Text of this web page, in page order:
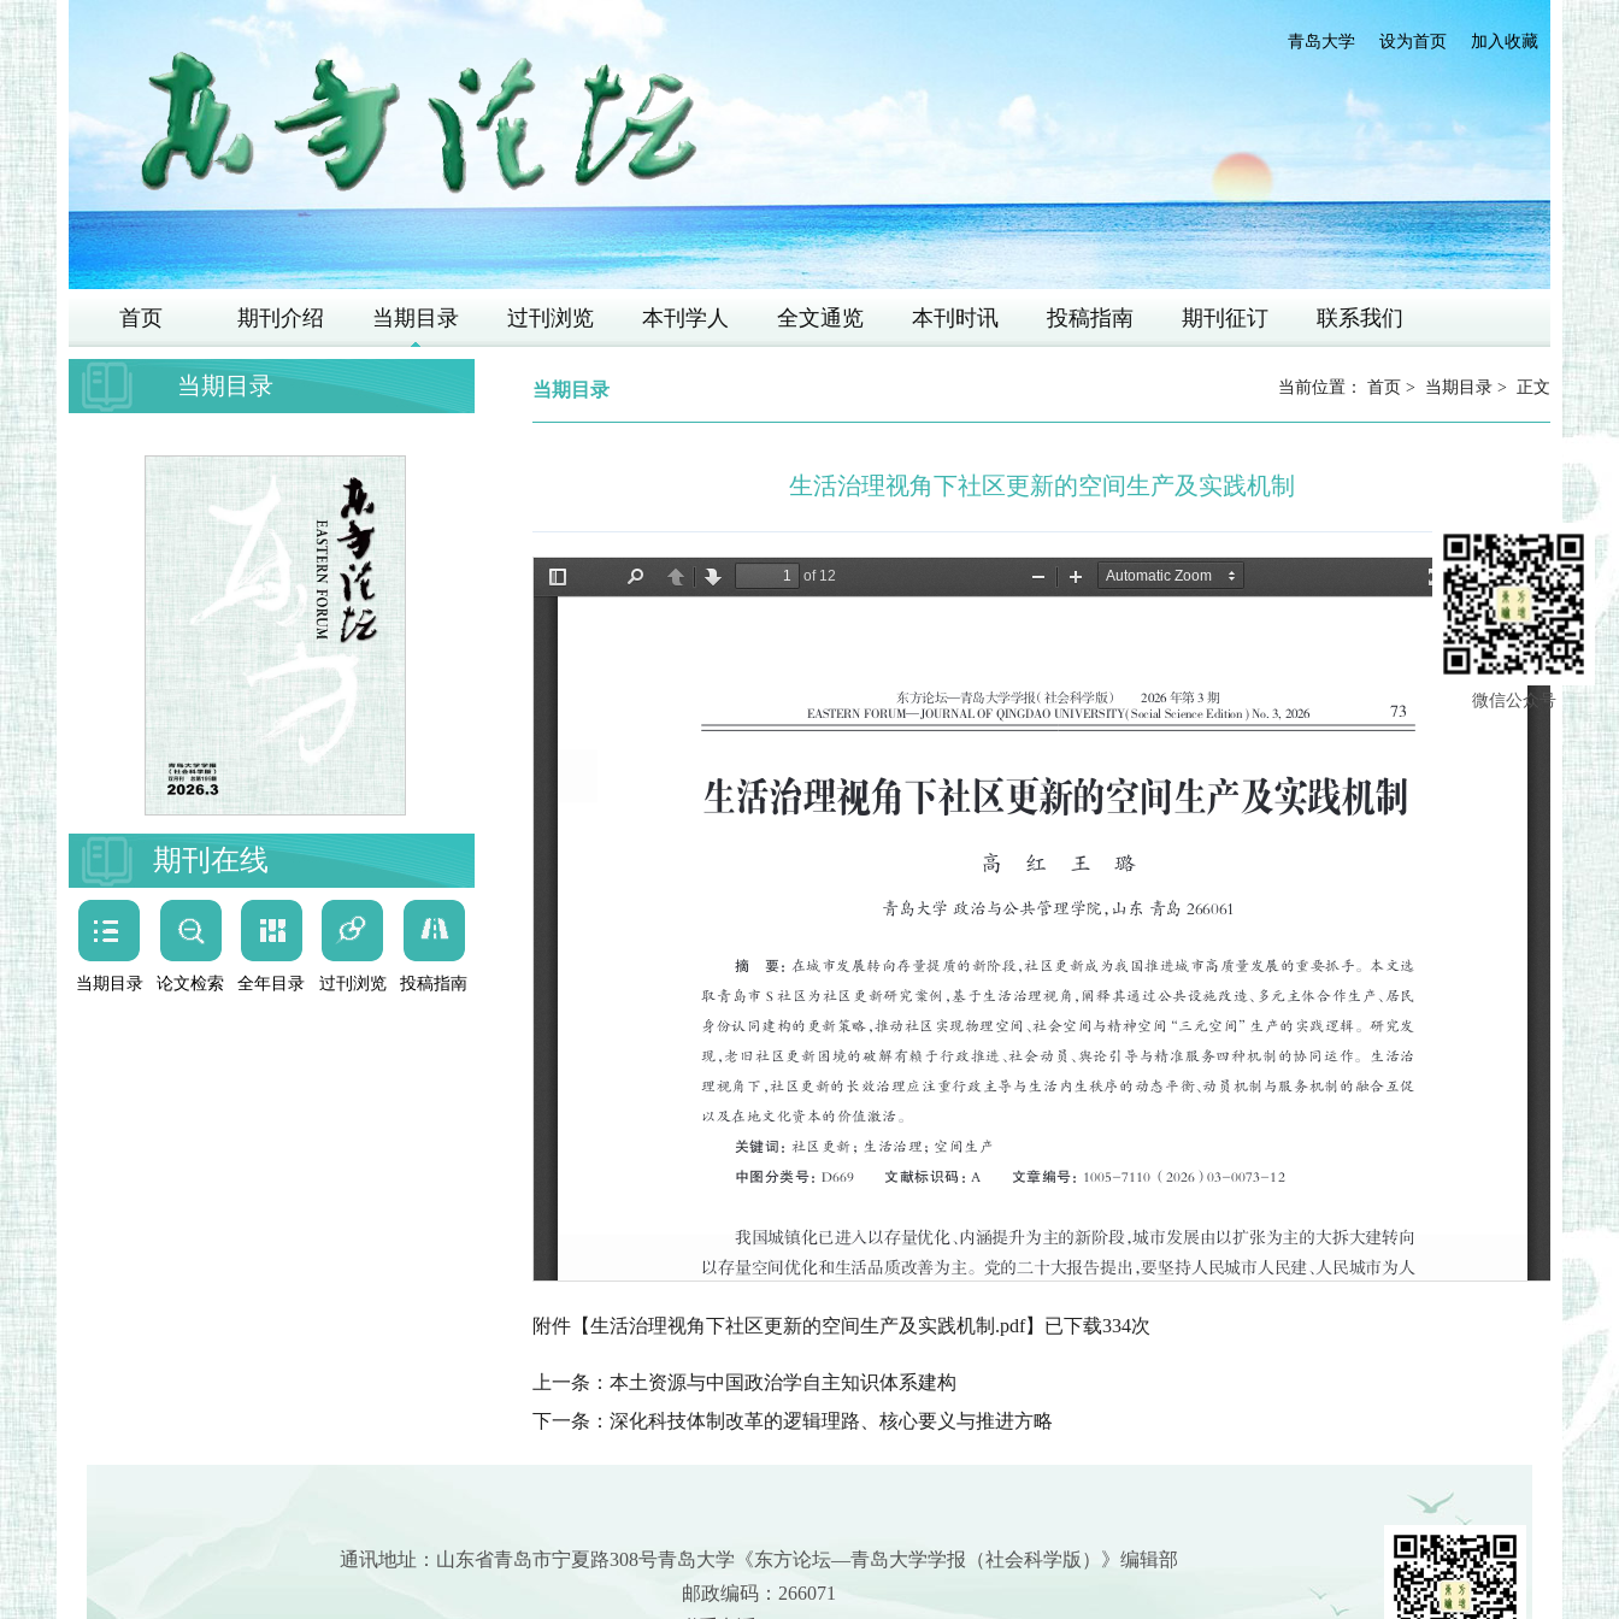
加入收藏
设为首页
青岛大学
首页 期刊介绍 当期目录 过刊浏览 本刊学人 全文通览 本刊时讯 投稿指南 期刊征订 联系我们
微信公众号
当期目录
期刊在线
当期目录 论文检索 全年目录 过刊浏览 投稿指南
当期目录 当前位置： 首页 > 当期目录 > 正文
生活治理视角下社区更新的空间生产及实践机制
附件【生活治理视角下社区更新的空间生产及实践机制.pdf】已下载334次
上一条： 本土资源与中国政治学自主知识体系建构
下一条： 深化科技体制改革的逻辑理路、核心要义与推进方略
通讯地址：山东省青岛市宁夏路308号青岛大学《东方论坛—青岛大学学报（社会科学版）》编辑部
邮政编码：266071